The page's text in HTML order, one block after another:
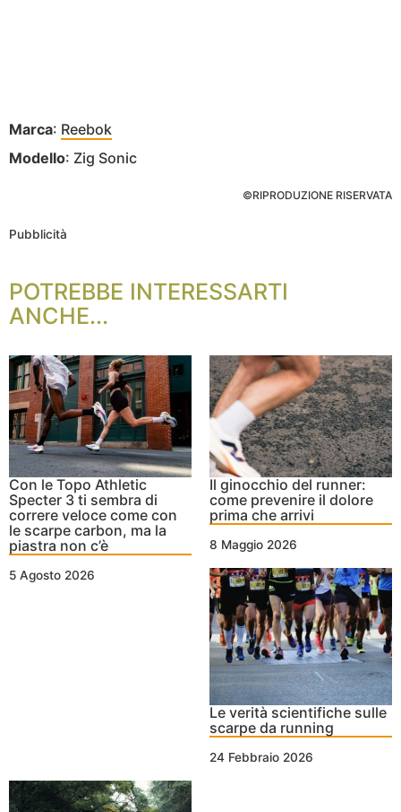
Marca: Reebok
Modello: Zig Sonic
©RIPRODUZIONE RISERVATA
Pubblicità
POTREBBE INTERESSARTI
ANCHE...
Con le Topo Athletic
Specter 3 ti sembra di
correre veloce come con
le scarpe carbon, ma la
piastra non c’è
5 Agosto 2026
Il ginocchio del runner:
come prevenire il dolore
prima che arrivi
8 Maggio 2026
Le verità scientifiche sulle
scarpe da running
24 Febbraio 2026